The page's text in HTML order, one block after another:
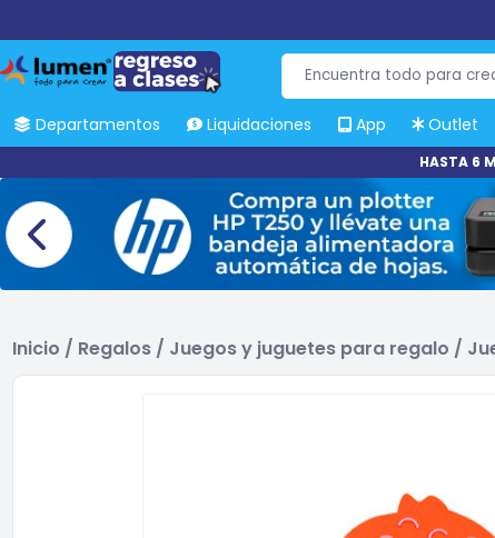
Departamentos Liquidaciones App Outlet
HASTA 6
Inicio / Regalos / Juegos y juguetes para regalo /